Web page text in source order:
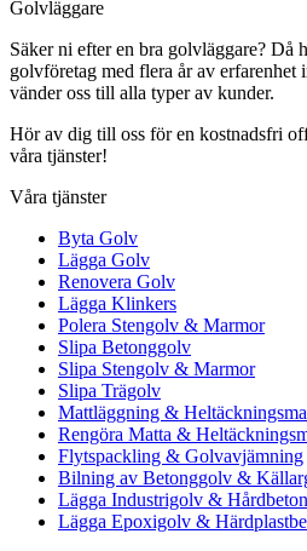
Golvläggare
Säker ni efter en bra golvläggare? Då
golvföretag med flera år av erfarenhet
vänder oss till alla typer av kunder.
Hör av dig till oss för en kostnadsfri
våra tjänster!
Våra tjänster
Byta Golv
Lägga Golv
Renovera Golv
Lägga Klinkers
Polera Stengolv & Marmor
Slipa Betonggolv
Slipa Stengolv & Marmor
Slipa Trägolv
Mattläggning &
Rengöra Matta &
Flytspackling & Golvavjämning
Bilning av Betonggolv &
Lägga Industrigolv &
Lägga Epoxigolv &